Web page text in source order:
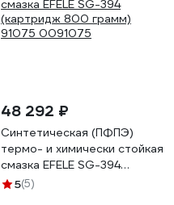
48 292 ₽
Синтетическая (ПФПЭ)
термо- и химически стойкая
смазка EFELE SG-394
(картридж 800 грамм)
5(5)